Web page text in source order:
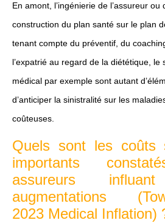
En amont, l’ingénierie de l’assureur
construction du plan santé sur le plan
tenant compte du préventif, du
l’expatrié au regard de la diététique, le
médical par exemple sont autant
d’anticiper la sinistralité sur les
coûteuses.
Quels sont les coûts
importants
assureurs
augmentations
2023 Medical Inflation)